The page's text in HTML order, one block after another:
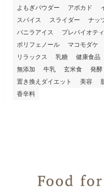
よもぎパウダー
アボカド
スパイス
スライダー ナッ
バニラアイス
プレバイオテ
ポリフェノール
マコモダケ
リラックス
乳糖 健康食品
無添加
牛乳 玄米食 発酵
置き換えダイエット
美容
香辛料